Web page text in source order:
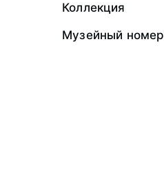
Коллекция
Музейный номер